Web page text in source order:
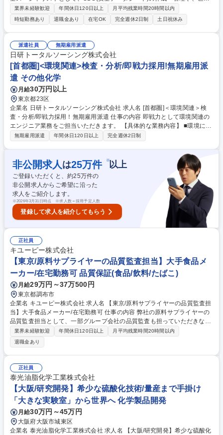
各国の化学物質法規制への対応を推進。世界中の法規制を守りながら製品
を安全に届けるための管理をお任せいたします。 【業務詳細】(1)製品SD
Sの作成、維持管理(2)原材料SDSの管理とデータベースへの反映(3)製品
安全システム、データベースの維持管理(4)各国の化学物質管理法規制への
対応 ※潤滑油事業は研究から製造、販売までを一貫して部門内に有してお
り、成長に伴い様々な職務に挑戦可能です。将来的に海外拠点の専門職や
マネージャー、コーポレート部門へのキャリアパスも描ける環境です。 募
集職種 PA【東京/製品安全担当(SDS作成・化学物質管理)】手当充実/フル
フレックス制度
業界未経験歓迎 年間休日120日以上
月平均残業時間20時間以内
時短勤務あり
退職金あり 在宅OK 完全週休2日制 土日祝休み
派遣社員 無期雇用派遣
日研トータルソーシング株式会社
[首都圏]<環境関連>検査・分析/即戦力採用!無期雇用派
遣 その他化学
月給30万円以上
東京都23区
企業名 日研トータルソーシング株式会社 求人名 [首都圏]＜環境関連＞検
査・分析/即戦力採用！無期雇用派遣 仕事の内容 即戦力として環境関連の
エンジニア業務をご担当いただきます。 【具体的な業務内容】 ■環境に関
する検査･分析測定（水質検査、大気成分） 募集職種 [首都圏]＜環境関連
無期雇用派遣 年間休日120日以上 完全週休2日制
非公開求人 は25万件 ※以上
ご登録いただくと、約25万件の
非公開求人からご希望に沿った
求人をご紹介します。
※2026年3月31日時点 ※求人数＝採用予定人数
登録して求人を紹介してもらう
正社員
キユーピー株式会社
【東京/原料サプライヤーの品質監査担当】大手食品メ
ーカー/在宅勤務可 品質保証(食品/飲料/たばこ)
月給29万円～37万500円
東京都調布市
企業名 キユーピー株式会社 求人名 【東京/原料サプライヤーの品質監査担
当】大手食品メーカー/在宅勤務可 仕事の内容 弊社の原料サプライヤーの
品質監査担当として、一部グループ会社の品質監査も担っていただきなが
ら、キユーピーグループ全体の品質維持に向けて、以下業務をお任せいた
します。 ■原材料の品質基準策定 ■原料サプライヤーに対する監査実務 ■
原料不良の有効性確認および改善の対応や原料の危害分析 ■グループ原料
管理 等 監査業務の経験を積んでいただき、他の品質保証の経験を積んで
いただきます。将来的にはリーダークラスで業務を担っていただける方を
希望いたします。 募集職種 【東京/原料サプライヤーの品質監査担当】大
手食品メーカー/在宅勤務可
業界未経験歓迎 年間休日120日以上
月平均残業時間20時間以内
退職金あり
正社員
泰光油脂化学工業株式会社
【大阪/研究開発】希少な硫酸化技術/量産まで手掛け
「大きな実験室」から世界へ 化学製品開発
月給30万円～45万円
大阪府大阪市城東区
企業名 泰光油脂化学工業株式会社 求人名 【大阪/研究開発】希少な硫酸化